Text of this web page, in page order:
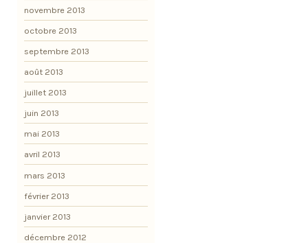
novembre 2013
octobre 2013
septembre 2013
août 2013
juillet 2013
juin 2013
mai 2013
avril 2013
mars 2013
février 2013
janvier 2013
décembre 2012